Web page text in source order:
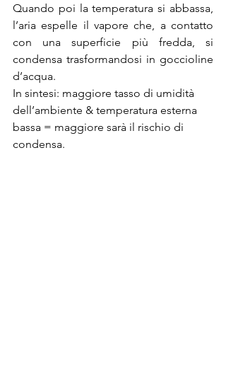
Quando poi la temperatura si abbassa,
l’aria espelle il vapore che, a contatto
con una superficie più fredda, si
condensa trasformandosi in goccioline
d’acqua.
In sintesi: maggiore tasso di umidità
dell’ambiente & temperatura esterna
bassa = maggiore sarà il rischio di
condensa.